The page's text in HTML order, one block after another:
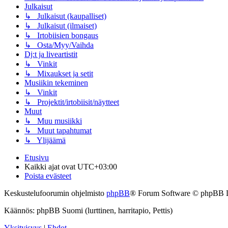
Julkaisut
↳ Julkaisut (kaupalliset)
↳ Julkaisut (ilmaiset)
↳ Irtobiisien bongaus
↳ Osta/Myy/Vaihda
Dj:t ja liveartistit
↳ Vinkit
↳ Mixaukset ja setit
Musiikin tekeminen
↳ Vinkit
↳ Projektit/irtobiisit/näytteet
Muut
↳ Muu musiikki
↳ Muut tapahtumat
↳ Ylijäämä
Etusivu
Kaikki ajat ovat UTC+03:00
Poista evästeet
Keskustelufoorumin ohjelmisto phpBB® Forum Software © phpBB
Käännös: phpBB Suomi (lurttinen, harritapio, Pettis)